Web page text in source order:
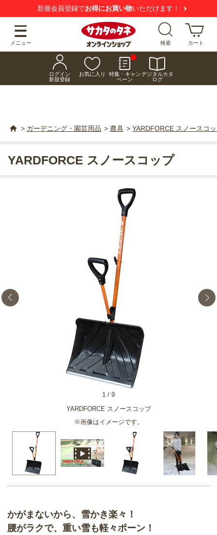
新規会員登録でお得にお買い物いただけます！
メニュー 検索 カート
ログイン
新規登録
お気に入り
特集・キャン
ペーン
デジタルカタ
ログ
> ガーデニング・園芸用品 > 農具 > YARDFORCE スノースコ
YARDFORCE スノースコップ
※画像はイメージです。
1 / 9
YARDFORCE スノースコップ
かがまないから、雪かき楽々！
腰がラクで、重い雪も軽々ポーン！